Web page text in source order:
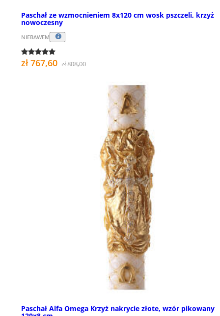
Paschał ze wzmocnieniem 8x120 cm wosk pszczeli, krzyż
nowoczesny
NIEBAWEM
zł 767,60 zł 808,00
Paschał Alfa Omega Krzyż nakrycie złote, wzór pikowany